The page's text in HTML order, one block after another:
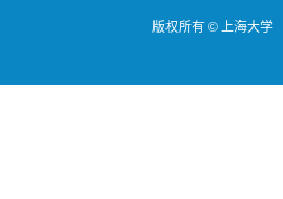
版权所有 © 上海大学